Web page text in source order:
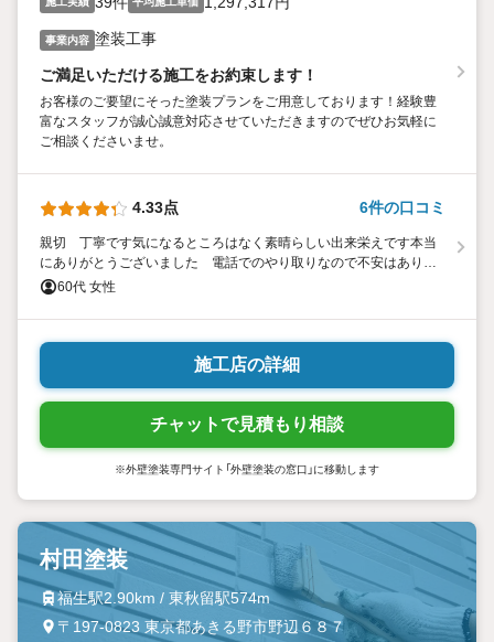
事業内容 塗装工事
ご満足いただける施工をお約束します！
お客様のご要望にそった塗装プランをご用意しております！経験豊
富なスタッフが誠心誠意対応させていただきますのでぜひお気軽に
ご相談くださいませ。
4.33点 6件の口コミ
親切 丁寧です気になるところはなく素晴らしい出来栄えです本当
にありがとうございました 電話でのやり取りなので不安はありま
したでも気になることはきちんとやり取りができ契約をお願いしま
60代 女性
施工店の詳細
チャットで見積もり相談
※外壁塗装専門サイト「外壁塗装の窓口」に移動します
村田塗装
福生駅2.90km / 東秋留駅574m
〒197-0823 東京都あきる野市野辺６８７